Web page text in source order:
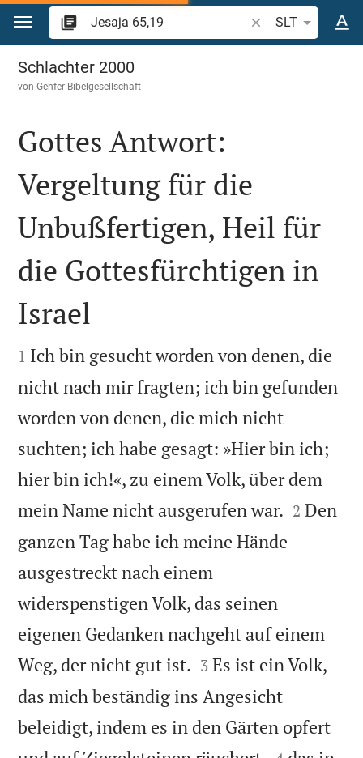
Zum Inhalt springen
Bibelstelle oder
SLT
Jesaja 65
Schlachter 2000
vonGenfer Bibelgesellschaft

Gottes Antwort:
Vergeltung für die
Unbußfertigen, Heil für
die Gottesfürchtigen in
Israel

1 Ich bin gesucht worden von denen, die
nicht nach mir fragten; ich bin gefunden
worden von denen, die mich nicht
suchten; ich habe gesagt: »Hier bin ich;
hier bin ich!«, zu einem Volk, über dem
mein Name nicht ausgerufen war. 

2 Den
ganzen Tag habe ich meine Hände
ausgestreckt nach einem
widerspenstigen Volk, das seinen
eigenen Gedanken nachgeht auf einem
Weg, der nicht gut ist. 

3 Es ist ein Volk,
das mich beständig ins Angesicht
beleidigt, indem es in den Gärten opfert